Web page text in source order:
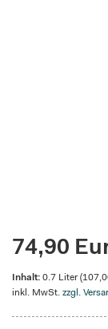
74,90
Inhalt: 0.7 Liter
inkl. MwSt. zzgl.